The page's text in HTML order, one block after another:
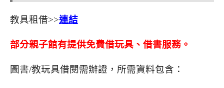
教具租借>>連結
部分親子館有提供免費借玩具、借書服務。
圖書/教玩具借閱需辦證，所需資料包含：